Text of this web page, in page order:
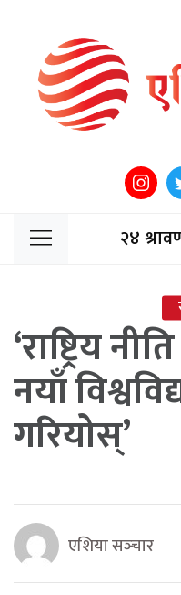
२४
‘राष्ट्रिय
नयाँ
गरियोस्’
एशिया सञ्‍चार